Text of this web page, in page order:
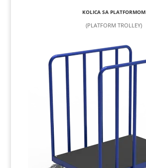
KOLICA SA PLATFORMOM
(PLATFORM TROLLEY)